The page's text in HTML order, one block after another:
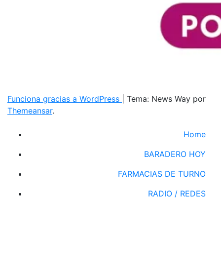
Funciona gracias a WordPress
Tema: News Way por
Themeansar.
Home
BARADERO HOY
FARMACIAS DE TURNO
RADIO / REDES